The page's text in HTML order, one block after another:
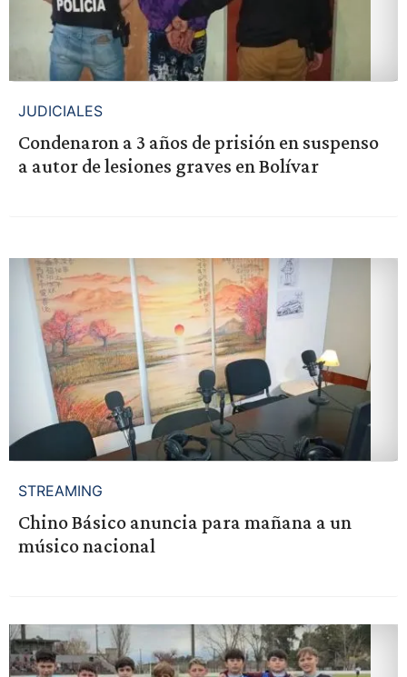
JUDICIALES
Condenaron a 3 años de prisión en suspenso
a autor de lesiones graves en Bolívar
STREAMING
Chino Básico anuncia para mañana a un
músico nacional